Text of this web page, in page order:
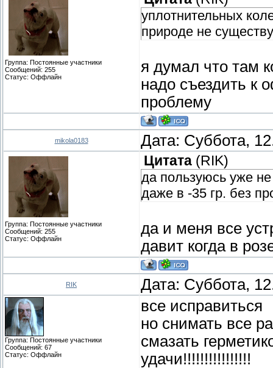
Группа: Постоянные участники
Сообщений: 255
Статус: Оффлайн
уплотнительных
природе не
я думал что там
надо съездить к
проблему
mikola0183 Дата: Суббота,
Группа: Постоянные участники
Сообщений: 255
Статус: Оффлайн
Цитата (RIK)
да пользуюсь уже
даже в -35 гр. без
да и меня все
давит когда в
RIK Дата: Суббота,
Группа: Постоянные участники
Сообщений: 67
Статус: Оффлайн
все исправиться
но снимать все
смазать
удачи!!!!!!!!!!!!!!!!